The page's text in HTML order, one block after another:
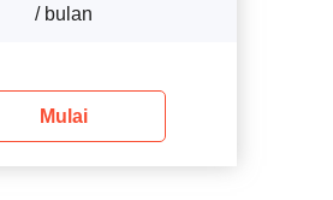
/ bulan
Mulai